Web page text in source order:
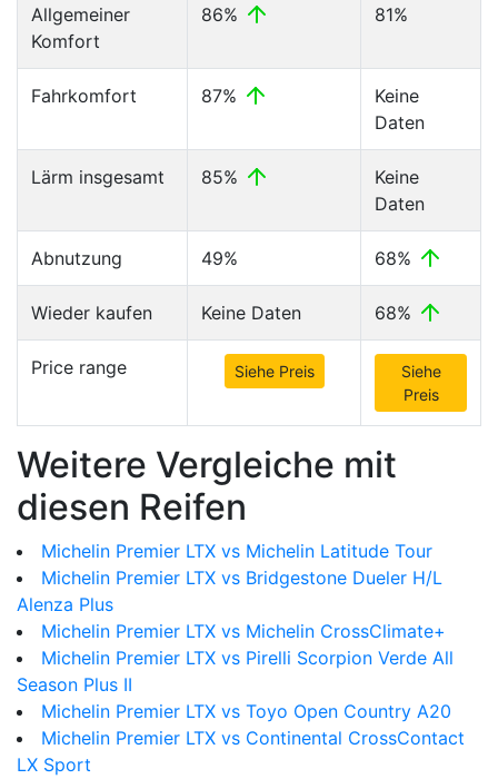
Allgemeiner
Komfort
86% 81%
Fahrkomfort 87%
Keine
Daten
Lärm insgesamt 85%
Keine
Daten
Abnutzung 49% 68%
Wieder kaufen Keine Daten 68%
Price range Siehe Preis
Siehe
Preis
Weitere Vergleiche mit
diesen Reifen
Michelin Premier LTX vs Michelin Latitude Tour
Michelin Premier LTX vs Bridgestone Dueler H/L
Alenza Plus
Michelin Premier LTX vs Michelin CrossClimate+
Michelin Premier LTX vs Pirelli Scorpion Verde All
Season Plus II
Michelin Premier LTX vs Toyo Open Country A20
Michelin Premier LTX vs Continental CrossContact
LX Sport